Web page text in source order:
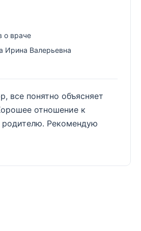
о враче
Ирина Валерьевна
все понятно объясняет
отношение к
родителю. Рекомендую